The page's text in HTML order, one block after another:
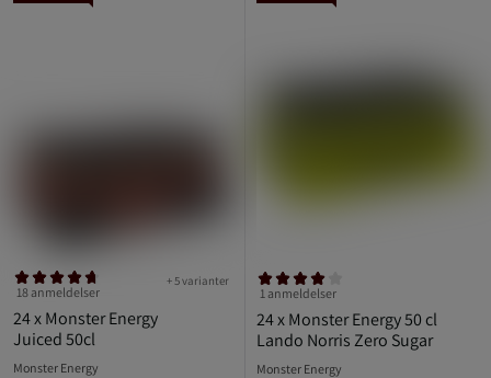
24 x Monster Energy
Juiced 50cl
+ 5 varianter
18 anmeldelser
Monster Energy
24 x Monster Energy 50 cl
Lando Norris Zero Sugar
1 anmeldelser
Monster Energy